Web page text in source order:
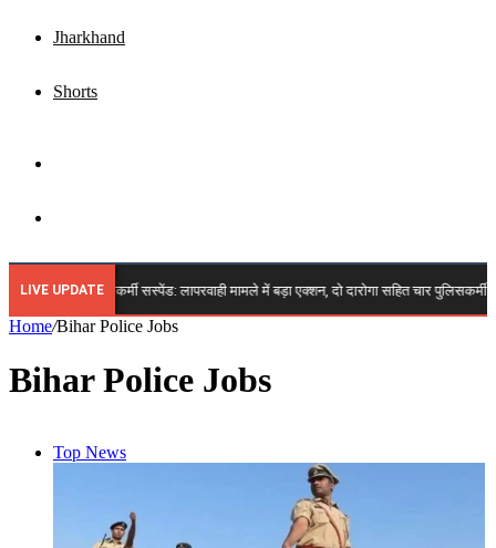
Jharkhand
Shorts
for
LIVE UPDATE
झारखंड चार पुलिसकर्मी सस्पेंड: लापरवाही मामले में बड़ा एक्शन, दो दारोगा सहित चार पुलिसकर्मी
Home/Bihar Police Jobs
Bihar Police Jobs
Top News